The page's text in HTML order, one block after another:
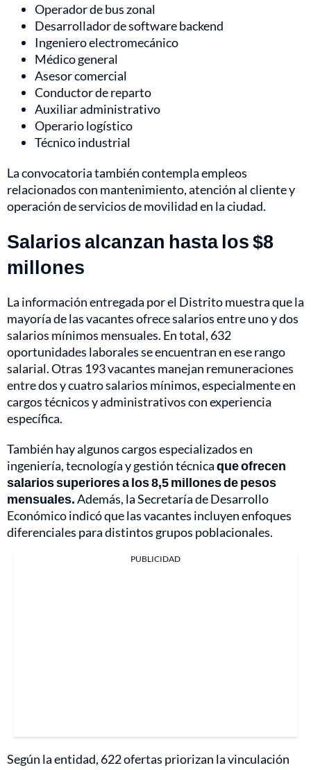
Operador de bus zonal
Desarrollador de software backend
Ingeniero electromecánico
Médico general
Asesor comercial
Conductor de reparto
Auxiliar administrativo
Operario logístico
Técnico industrial
La convocatoria también contempla empleos
relacionados con mantenimiento, atención al cliente y
operación de servicios de movilidad en la ciudad.
Salarios alcanzan hasta los $8
millones
La información entregada por el Distrito muestra que la
mayoría de las vacantes ofrece salarios entre uno y dos
salarios mínimos mensuales. En total, 632
oportunidades laborales se encuentran en ese rango
salarial. Otras 193 vacantes manejan remuneraciones
entre dos y cuatro salarios mínimos, especialmente en
cargos técnicos y administrativos con experiencia
específica.
También hay algunos cargos especializados en
ingeniería, tecnología y gestión técnicaque ofrecen
salarios superiores a los 8,5 millones de pesos
mensuales.Además, la Secretaría de Desarrollo
Económico indicó que las vacantes incluyen enfoques
diferenciales para distintos grupos poblacionales.
PUBLICIDAD
Según la entidad, 622 ofertas priorizan la vinculación